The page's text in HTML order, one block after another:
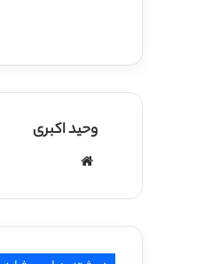
وحید اکبری